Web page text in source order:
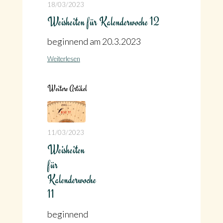
18/03/2023
Weisheiten für Kalenderwoche 12
beginnend am 20.3.2023
Weiterlesen
Weitere Artikel
11/03/2023
Weisheiten
für
Kalenderwoche
11
beginnend